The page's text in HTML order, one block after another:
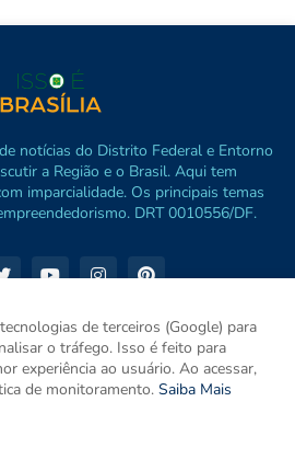
notícias do Distrito Federal e Entorno
a Região e o Brasil. Aqui tem
imparcialidade. Os principais temas
DRT 0010556/DF.
de terceiros (Google) para
o tráfego. Isso é feito para
experiência ao usuário. Ao acessar,
de monitoramento. Saiba Mais